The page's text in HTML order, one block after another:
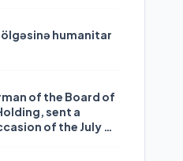
humanitar
of the Board of
sent a
of the July 24